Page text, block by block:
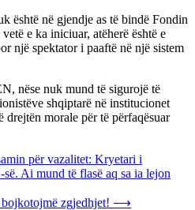
është në gjendje as të bindë Fondin
e ka iniciuar, atëherë është e
një spektator i paaftë në një sistem
nëse nuk mund të sigurojë të
shqiptarë në institucionet
drejtën morale për të përfaqësuar
për vazalitet: Kryetari i
Ai mund të flasë aq sa ia lejon
zgjedhjet! ⟶